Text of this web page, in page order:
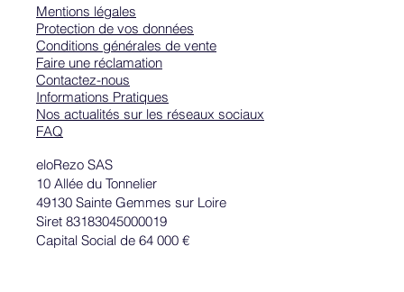
eloRezo SAS
10 Allée du Tonnelier
49130 Sainte Gemmes sur Loire
Siret 83183045000019
Capital Social de 64 000 €
Mentions légales
Protection de vos données
Conditions générales de vente
Faire une réclamation
Contactez-nous
Informations Pratiques
Nos actualités sur les réseaux sociaux
FAQ